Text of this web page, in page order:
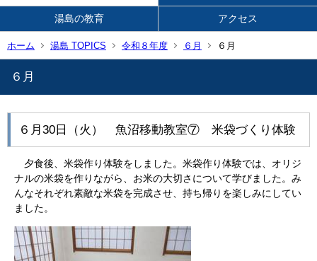
湯島の教育 アクセス
ホーム 湯島 TOPICS 令和８年度 ６月 ６月
６月
６月30日（火） 魚沼移動教室⑦ 米袋づくり体験
夕食後、米袋作り体験をしました。米袋作り体験では、オリジ
ナルの米袋を作りながら、お米の大切さについて学びました。み
んなそれぞれ素敵な米袋を完成させ、持ち帰りを楽しみにしてい
ました。